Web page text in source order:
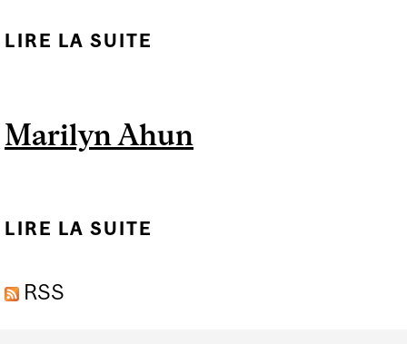
LIRE LA SUITE
Marilyn Ahun
LIRE LA SUITE
RSS